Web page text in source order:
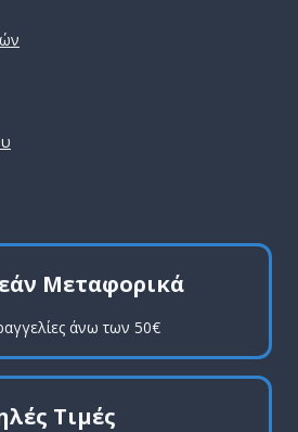
Μεταφορικά
άνω των 50€
Τιμές